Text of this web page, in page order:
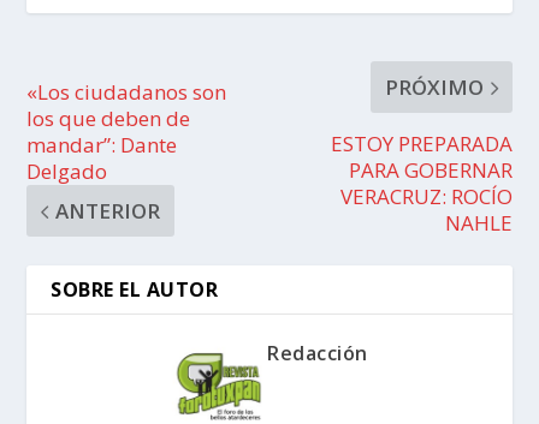
«Los ciudadanos son
los que deben de
mandar”: Dante
Delgado
ANTERIOR
PRÓXIMO
ESTOY PREPARADA
PARA GOBERNAR
VERACRUZ: ROCÍO
NAHLE
SOBRE EL AUTOR
Redacción